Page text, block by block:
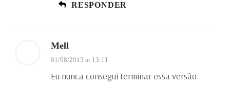
RESPONDER
Mell
01/08/2013 at 13:11
Eu nunca consegui terminar essa versão.